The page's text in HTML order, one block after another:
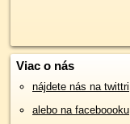
Viac o nás
nájdete nás na twittri
alebo na faceboooku